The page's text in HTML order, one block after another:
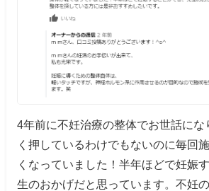
4年前に不妊治療の整体でお世話にな
く押しているわけでもないのに毎回
くなっていました！半年ほどで妊娠
生のおかげだと思っています。不妊